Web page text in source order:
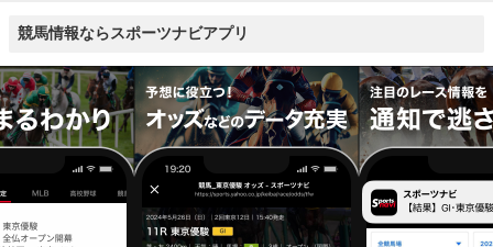
競馬情報ならスポーツナビアプリ